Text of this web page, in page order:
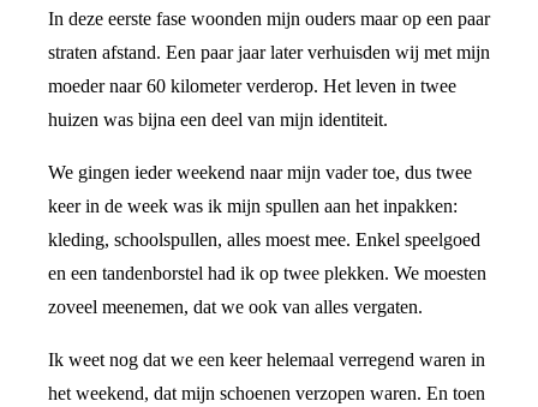
In deze eerste fase woonden mijn ouders maar op een paar
straten afstand. Een paar jaar later verhuisden wij met mijn
moeder naar 60 kilometer verderop. Het leven in twee
huizen was bijna een deel van mijn identiteit.
We gingen ieder weekend naar mijn vader toe, dus twee
keer in de week was ik mijn spullen aan het inpakken:
kleding, schoolspullen, alles moest mee. Enkel speelgoed
en een tandenborstel had ik op twee plekken. We moesten
zoveel meenemen, dat we ook van alles vergaten.
Ik weet nog dat we een keer helemaal verregend waren in
het weekend, dat mijn schoenen verzopen waren. En toen